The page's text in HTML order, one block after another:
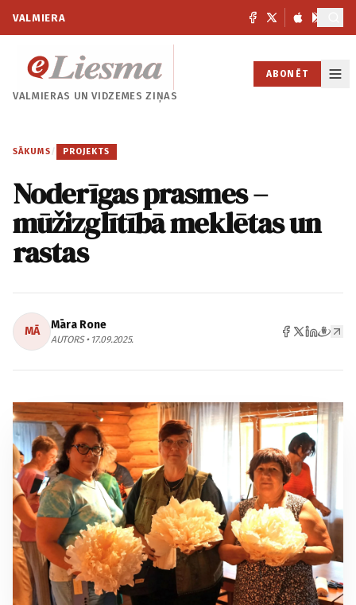
VALMIERA
VALMIERAS UNVIDZEMES ZIŅAS
ABONĒT
SĀKUMS / PROJEKTS
Noderīgas prasmes –
mūžizglītībā meklētas un
rastas
MĀ Māra Rone
AUTORS • 17.09.2025.